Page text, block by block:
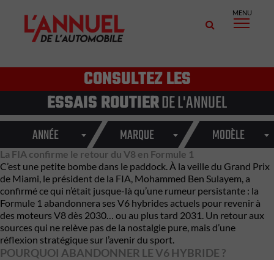
MENU
CONSULTEZ LES
ESSAIS ROUTIERDE L'ANNUEL
ANNÉE MARQUE MODÈLE
La FIA confirme le retour du V8 en Formule 1
C’est une petite bombe dans le paddock. À la veille du Grand Prix
de Miami, le président de la FIA, Mohammed Ben Sulayem, a
confirmé ce qui n’était jusque-là qu’une rumeur persistante : la
Formule 1 abandonnera ses V6 hybrides actuels pour revenir à
des moteurs V8 dès 2030… ou au plus tard 2031. Un retour aux
sources qui ne relève pas de la nostalgie pure, mais d’une
réflexion stratégique sur l’avenir du sport.
POURQUOI ABANDONNER LE V6 HYBRIDE ?